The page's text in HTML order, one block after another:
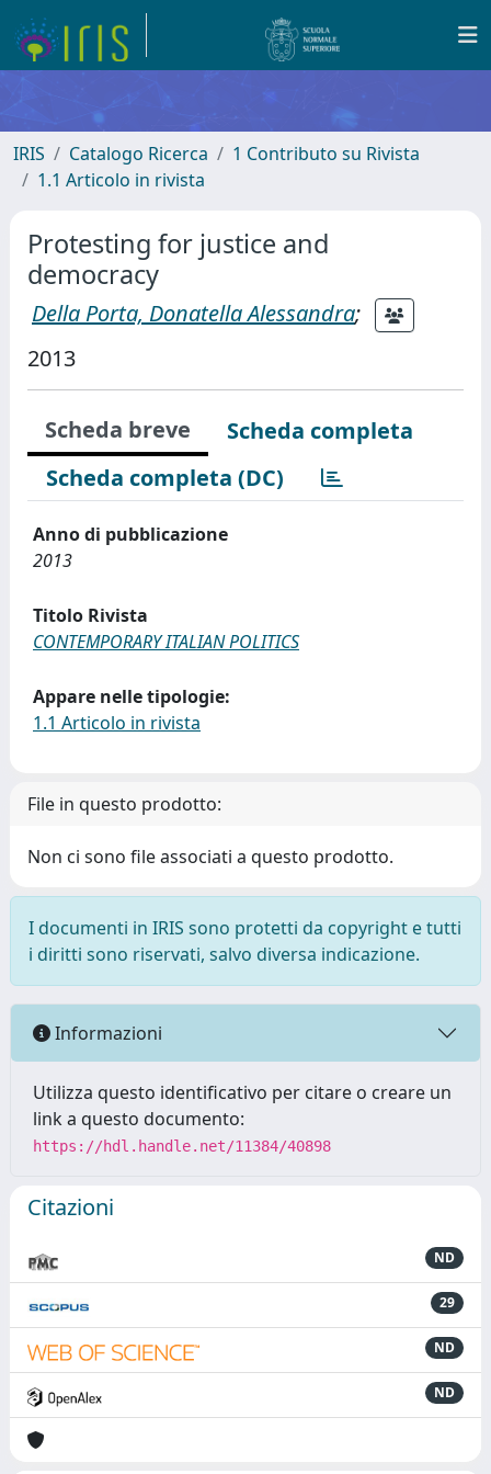
IRIS Catalogo Ricerca
1 Contributo su Rivista
1.1 Articolo in rivista
Protesting for justice and
democracy
Della Porta, Donatella Alessandra;
2013
Scheda breve
Scheda completa
Scheda completa (DC)
Anno di pubblicazione
2013
Titolo Rivista
CONTEMPORARY ITALIAN POLITICS
Appare nelle tipologie:
1.1 Articolo in rivista
File in questo prodotto:
Non ci sono file associati a questo prodotto.
I documenti in IRIS sono protetti da copyright e tutti
i diritti sono riservati, salvo diversa indicazione.
Informazioni
Utilizza questo identificativo per citare o creare un
link a questo documento:
https://hdl.handle.net/11384/40898
Citazioni
ND
29
ND
ND